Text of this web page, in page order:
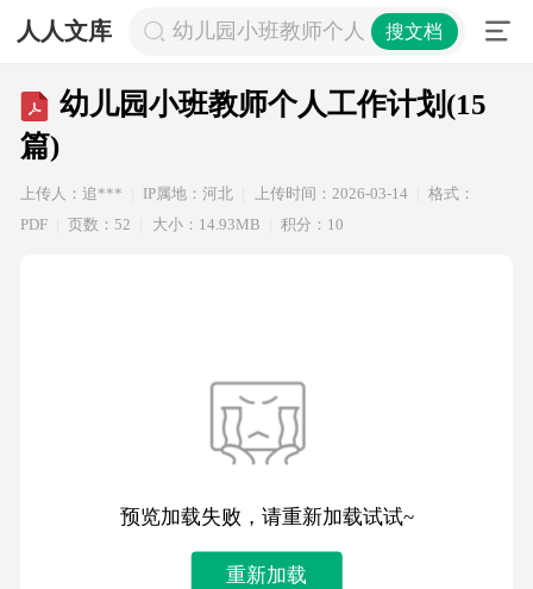
人人文库 幼儿园小班教师个人工作计划(15篇)
搜文档
幼儿园小班教师个人工作计划(15
篇)
上传人：追*** IP属地：河北 上传时间：2026-03-14
格式：
PDF
页数：52 大小：14.93MB 积分：10
预览加载失败，请重新加载试试~
重新加载